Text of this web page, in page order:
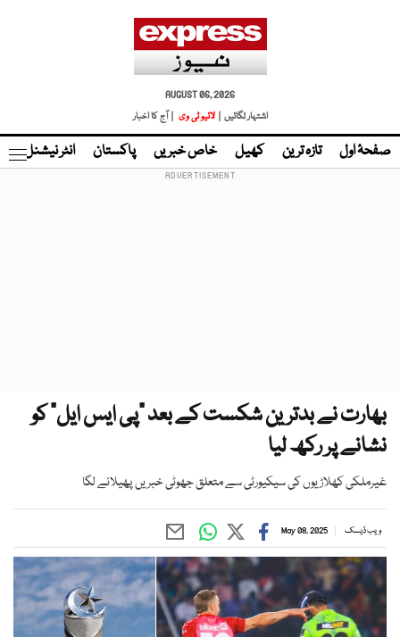
AUGUST 06, 2026
اشتہار لگائیں |
لائیو ٹی وی | آج کا اخبار
صفحۂ اول تازہ ترین کھیل خاص خبریں پاکستان انٹر نیشنل
بھارت نے بدترین شکست کے بعد "پی ایس ایل" کو
نشانے پر رکھ لیا
غیرملکی کھلاڑیوں کی سیکیورٹی سے متعلق جھوٹی خبریں پھیلانے لگا
ویب ڈیسک May 08, 2025